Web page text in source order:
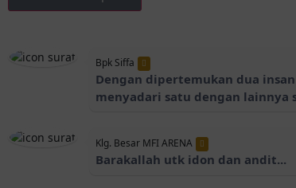
Bpk Siffa
Dengan dipertemukan dua
menyadari satu dengan
Klg. Besar MFI ARENA
Barakallah utk idon dan andit...